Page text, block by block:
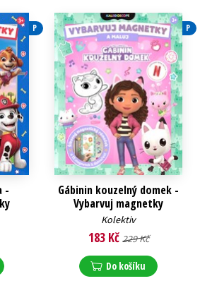
literatura Zdraví a životní styl
Všechny tituly
P
-
P
Gábinin kouzelný domek -
Vybarvuj magnetky
Kolektiv
183 Kč 229 Kč
Do košíku